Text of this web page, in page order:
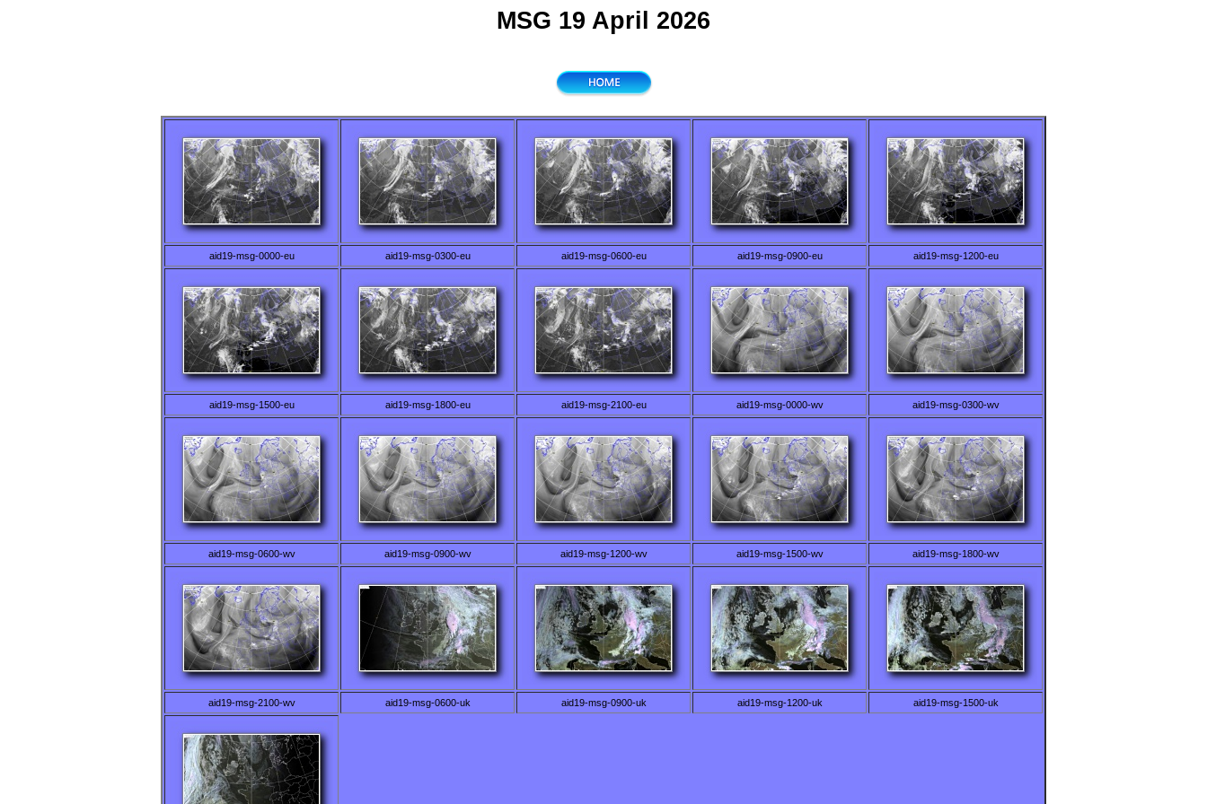
MSG 19 April 2026
aid19-msg-0000-eu aid19-msg-0300-eu aid19-msg-0600-eu aid19-msg-0900-eu aid19-msg-1200-eu
aid19-msg-1500-eu aid19-msg-1800-eu aid19-msg-2100-eu aid19-msg-0000-wv aid19-msg-0300-wv
aid19-msg-0600-wv aid19-msg-0900-wv aid19-msg-1200-wv aid19-msg-1500-wv aid19-msg-1800-wv
aid19-msg-2100-wv aid19-msg-0600-uk aid19-msg-0900-uk aid19-msg-1200-uk aid19-msg-1500-uk